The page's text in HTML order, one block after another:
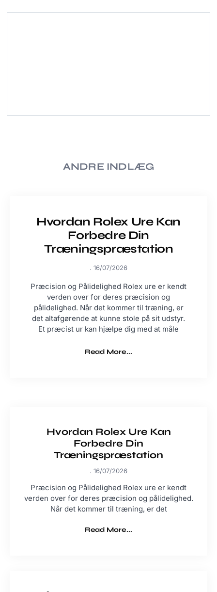
ANDRE INDLÆG
Hvordan Rolex Ure Kan
Forbedre Din
Træningspræstation
16/07/2026
Præcision og Pålidelighed Rolex ure er kendt
verden over for deres præcision og
pålidelighed. Når det kommer til træning, er
det altafgørende at kunne stole på sit udstyr.
Et præcist ur kan hjælpe dig med at måle
Read More...
Hvordan Rolex Ure Kan
Forbedre Din
Træningspræstation
16/07/2026
Præcision og Pålidelighed Rolex ure er kendt
verden over for deres præcision og pålidelighed.
Når det kommer til træning, er det
Read More...